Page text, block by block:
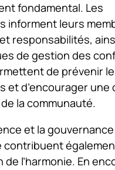
fondamental. Les
informent leurs
responsabilités,
de gestion des
de prévenir
et d’encourager une
la communauté.
et la gouvernance
contribuent
de l’harmonie. En